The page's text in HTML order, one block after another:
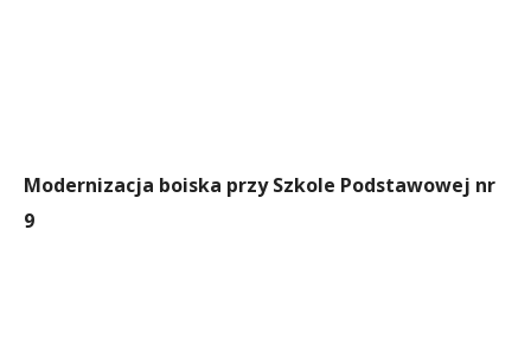
Modernizacja boiska przy Szkole Podstawowej nr
9